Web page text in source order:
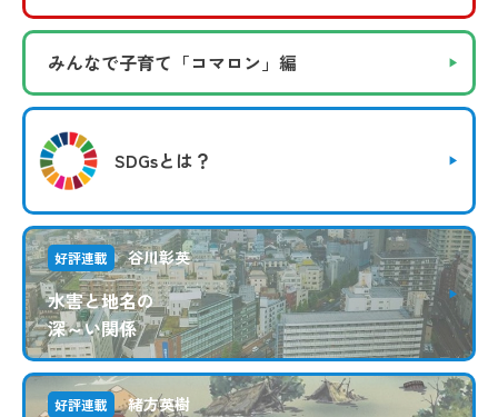
みんなで子育て 「コマロン」編
SDGsとは？
好評連載 谷川彰英
水害と地名の
深～い関係
好評連載 緒方英樹